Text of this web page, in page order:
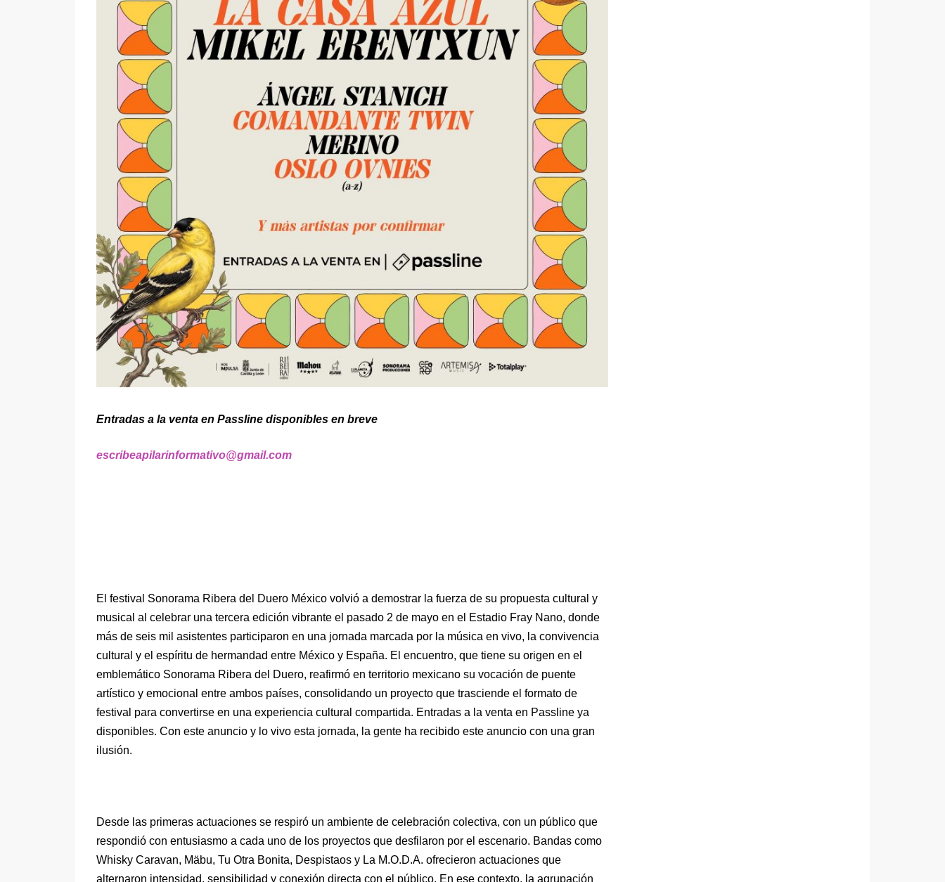
Entradas a la venta en Passline disponibles en breve
escribeapilarinformativo@gmail.com
El festival Sonorama Ribera del Duero México volvió a demostrar la fuerza de su propuesta cultural y
musical al celebrar una tercera edición vibrante el pasado 2 de mayo en el Estadio Fray Nano, donde
más de seis mil asistentes participaron en una jornada marcada por la música en vivo, la convivencia
cultural y el espíritu de hermandad entre México y España. El encuentro, que tiene su origen en el
emblemático Sonorama Ribera del Duero, reafirmó en territorio mexicano su vocación de puente
artístico y emocional entre ambos países, consolidando un proyecto que trasciende el formato de
festival para convertirse en una experiencia cultural compartida. Entradas a la venta en Passline ya
disponibles. Con este anuncio y lo vivo esta jornada, la gente ha recibido este anuncio con una gran
ilusión.
Desde las primeras actuaciones se respiró un ambiente de celebración colectiva, con un público que
respondió con entusiasmo a cada uno de los proyectos que desfilaron por el escenario. Bandas como
Whisky Caravan, Mäbu, Tu Otra Bonita, Despistaos y La M.O.D.A. ofrecieron actuaciones que
alternaron intensidad, sensibilidad y conexión directa con el público. En ese contexto, la agrupación